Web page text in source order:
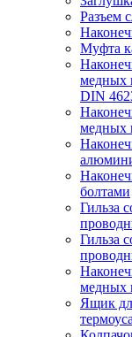
Разъем
Муфта
медных
DIN
медных
болтами
Гильза
Гильза
медных
Ящик